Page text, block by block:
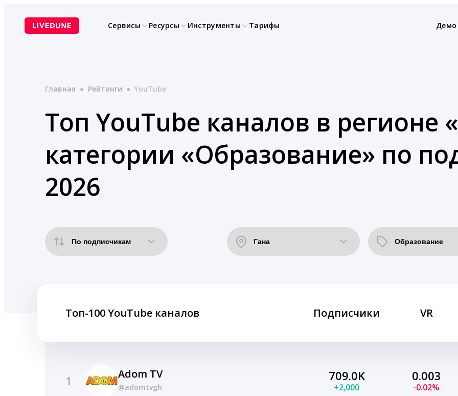
содержимому
Сервисы Ресурсы Инструменты Тарифы Демо
Главная ● Рейтинги ● YouTube
Топ YouTube каналов в регионе
категории «Образование» по
2026
Топ-100 YouTube каналов Подписчики VR
1 Adom TV
@adomtvgh
709.0K
+2,000
0.003
-0.02%